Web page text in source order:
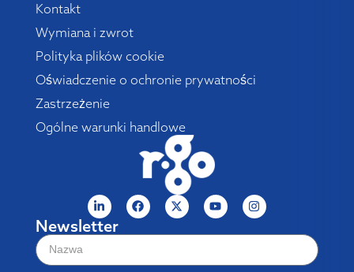
Kontakt
Wymiana i zwrot
Polityka plików cookie
Oświadczenie o ochronie prywatności
Zastrzeżenie
Ogólne warunki handlowe
Newsletter